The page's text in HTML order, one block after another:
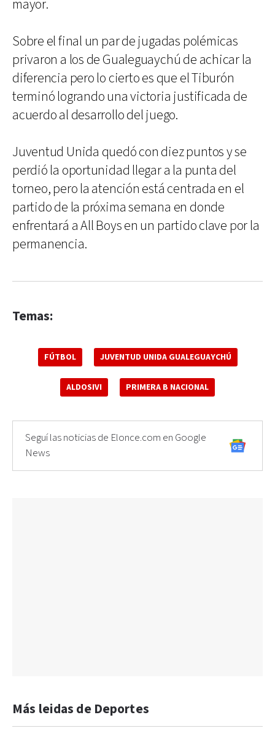
mayor.
Sobre el final un par de jugadas polémicas
privaron a los de Gualeguaychú de achicar la
diferencia pero lo cierto es que el Tiburón
terminó logrando una victoria justificada de
acuerdo al desarrollo del juego.
Juventud Unida quedó con diez puntos y se
perdió la oportunidad llegar a la punta del
torneo, pero la atención está centrada en el
partido de la próxima semana en donde
enfrentará a All Boys en un partido clave por la
permanencia.
Temas:
FÚTBOL JUVENTUD UNIDA GUALEGUAYCHÚ
ALDOSIVI PRIMERA B NACIONAL
Seguí las noticias de Elonce.com en Google
News
Más leidas de Deportes